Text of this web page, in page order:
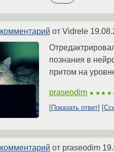
комментарий от Vidrele
познания в
притом на
praseodim
Показать ответ
комментарий от praseodim